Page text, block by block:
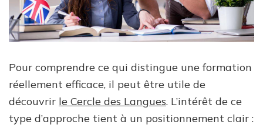
Pour comprendre ce qui distingue une formation
réellement efficace, il peut être utile de
découvrir le Cercle des Langues. L’intérêt de ce
type d’approche tient à un positionnement clair :